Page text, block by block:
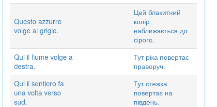
Questo azzurro
volge al grigio.
Цей блакитний
колір
наближається до
сірого.
Qui il fiume volge a
destra.
Тут ріка повертає
праворуч.
Qui il sentiero fa
una volta verso
sud.
Тут стежка
повертає на
південь.